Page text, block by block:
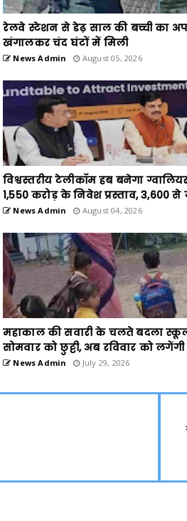
रेलवे स्टेशन से डेढ़ साल की बच्ची का
खंगालकर चंद घंटों में मिली
News Admin August 05, 2026
विश्वस्तरीय टेलीकॉम हब बनेगा
1,550 करोड़ के निवेश प्रस्ताव, 3,600 से
News Admin August 04, 2026
महाकाल की सवारी के चलते बदला
सोमवार को छुट्टी, अब रविवार को लगेंगी
News Admin July 29, 2026